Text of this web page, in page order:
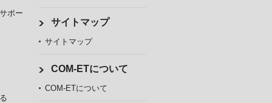
ポー
サイトマップ
サイトマップ
COM-ETについて
COM-ETについて